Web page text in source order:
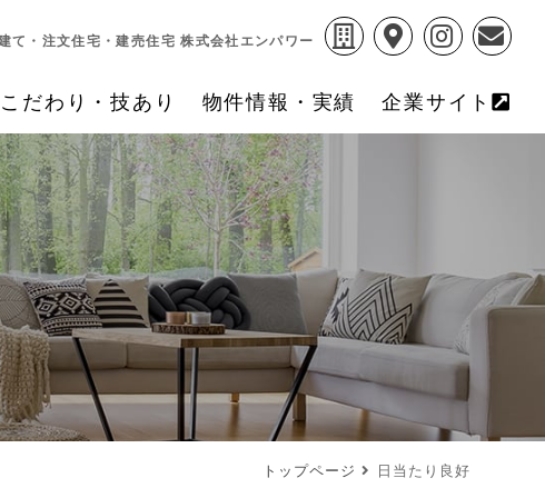
こだわり・技あり 物件情報・実績 企業サイト
て・注文住宅・建売住宅 株式会社エンパワー
トップページ 日当たり良好